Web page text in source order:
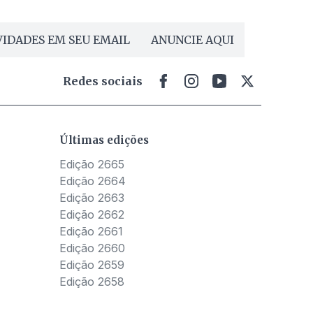
EM SEU EMAIL ANUNCIE AQUI
Redes sociais
Últimas edições
Edição 2665
Edição 2664
Edição 2663
Edição 2662
Edição 2661
Edição 2660
Edição 2659
Edição 2658